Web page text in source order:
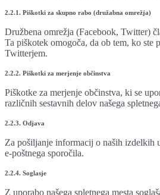
2.2.1. Piškotki za skupno rabo (družabna omrežja)
Družbena omrežja (Facebook, Twitter)
Ta piškotek omogoča, da ob tem, ko ste
Twitterjem.
2.2.2. Piškotki za merjenje občinstva
Piškotke za merjenje občinstva, ki se
različnih sestavnih delov našega
2.2.3. Odjava
Za pošiljanje informacij o naših izdelkih
e-poštnega sporočila.
2.2.4. Soglasje
Z uporabo našega spletnega mesta